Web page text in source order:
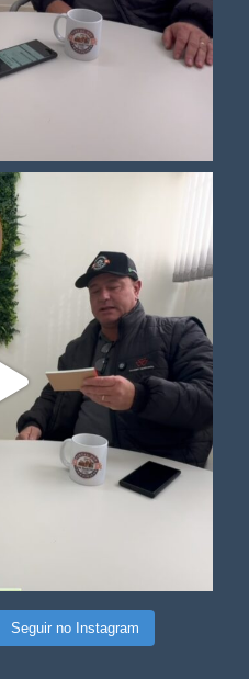
Seguir no Instagram